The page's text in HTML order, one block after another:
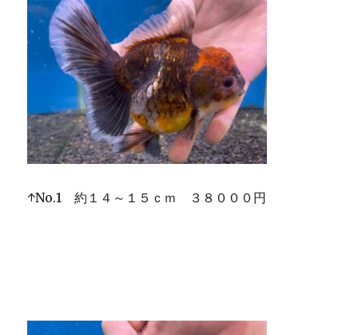
↑No.1 約１４～１５ｃｍ ３８０００円